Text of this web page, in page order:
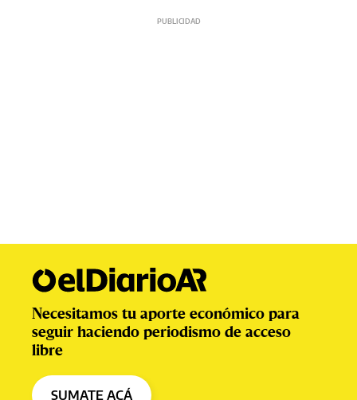
Necesitamos tu aporte económico para
seguir haciendo periodismo de acceso
libre
SUMATE ACÁ